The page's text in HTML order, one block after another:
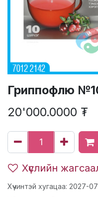
Гриппофлю
20'000.0000 ₮
Хүслийн
Хүчинтэй хугацаа: 2027-